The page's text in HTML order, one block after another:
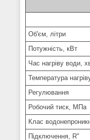
Об'єм, літри
Потужність, кВт
Час нагріву води,
Температура
Регулювання
Робочий тиск, МПа
Клас
Підключення, R"